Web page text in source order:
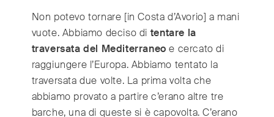
Non potevo tornare [in Costa d’Avorio] a mani
vuote. Abbiamo deciso di tentare la
traversata del Mediterraneo e cercato di
raggiungere l’Europa. Abbiamo tentato la
traversata due volte. La prima volta che
abbiamo provato a partire c’erano altre tre
barche, una di queste si è capovolta. C’erano